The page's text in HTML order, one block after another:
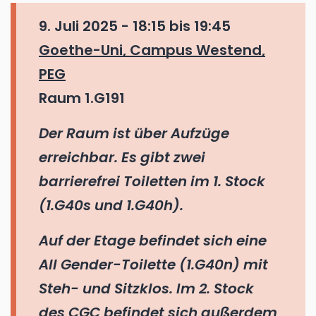
9. Juli 2025 - 18:15 bis 19:45
Goethe-Uni, Campus Westend,
PEG
Raum 1.G191
Der Raum ist über Aufzüge
erreichbar. Es gibt zwei
barrierefrei Toiletten im 1. Stock
(1.G40s und 1.G40h).
Auf der Etage befindet sich eine
All Gender-Toilette (1.G40n) mit
Steh- und Sitzklos. Im 2. Stock